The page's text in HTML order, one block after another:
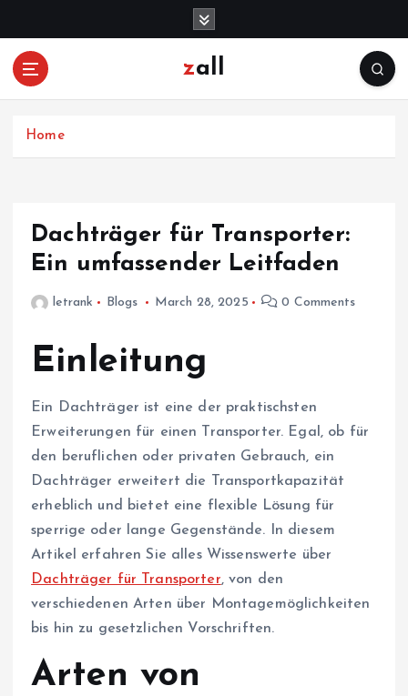
zall
Home
Dachträger für Transporter:
Ein umfassender Leitfaden
letrank Blogs March 28, 2025 0 Comments
Einleitung
Ein Dachträger ist eine der praktischsten
Erweiterungen für einen Transporter. Egal, ob für
den beruflichen oder privaten Gebrauch, ein
Dachträger erweitert die Transportkapazität
erheblich und bietet eine flexible Lösung für
sperrige oder lange Gegenstände. In diesem
Artikel erfahren Sie alles Wissenswerte über
Dachträger für Transporter, von den
verschiedenen Arten über Montagemöglichkeiten
bis hin zu gesetzlichen Vorschriften.
Arten von